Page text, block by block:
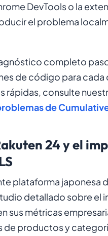
DevTools o la
el problema
completo
de código para cada
rápidas, consulte
de
24 y el
plataforma japonesa
detallado sobre el
sus métricas
de productos y